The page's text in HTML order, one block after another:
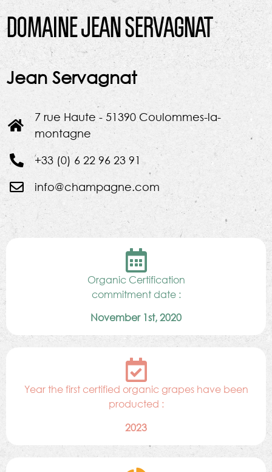
DOMAINE JEAN SERVAGNAT
Jean Servagnat
7 rue Haute - 51390 Coulommes-la-
montagne
+33 (0) 6 22 96 23 91
info@champagne.com
Organic Certification
commitment date :
November 1st, 2020
Year the first certified organic grapes have been
producted :
2023